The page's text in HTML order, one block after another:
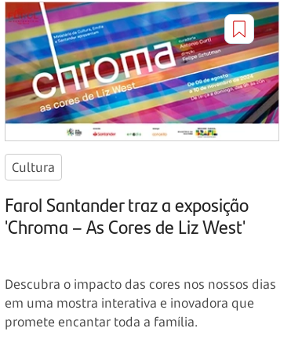
Cultura
Farol Santander traz a exposição
'Chroma – As Cores de Liz West'
Descubra o impacto das cores nos nossos dias
em uma mostra interativa e inovadora que
promete encantar toda a família.